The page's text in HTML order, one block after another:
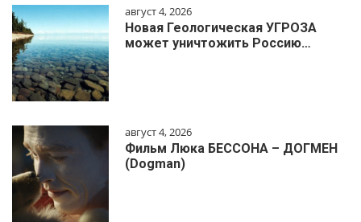
август 4, 2026
Новая Геологическая УГРОЗА
может уничтожить Россию…
август 4, 2026
Фильм Люка БЕССОНА – ДОГМЕН
(Dogman)